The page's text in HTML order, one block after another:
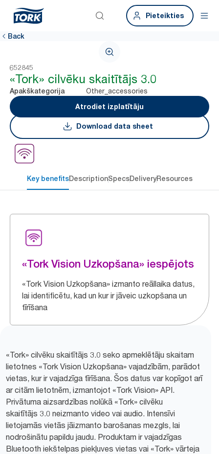
Pieteikties
Back
652845
«Tork» cilvēku skaitītājs 3.0
Apakškategorija
Other_accessories
Atrodiet izplatītāju
Download data sheet
Key benefitsDescriptionSpecsDeliveryResources
«Tork Vision Uzkopšana» iespējots
«Tork Vision Uzkopšana» izmanto reāllaika datus,
lai identificētu, kad un kur ir jāveic uzkopšana un
tīrīšana
«Tork» cilvēku skaitītājs 3.0 seko apmeklētāju skaitam
lietotnes «Tork Vision Uzkopšana» vajadzībām, parādot
vietas, kur ir vajadzīga tīrīšana. Šos datus var kopīgot arī
ar citām lietotnēm, izmantojot «Tork Vision» API.
Privātuma aizsardzības nolūkā «Tork» cilvēku
skaitītājs 3.0 neizmanto video vai audio. Intensīvi
lietojamās vietās jāizmanto barošanas mezgls, lai
nodrošinātu papildu jaudu. Produktam ir vajadzīgas
Bluetooth iekštelpas piekļuves vietas vai «Tork» vārteja